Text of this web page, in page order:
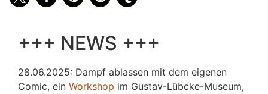
+++ NEWS +++
28.06.2025: Dampf ablassen mit dem eigenen
Comic, ein Workshop im Gustav-Lübcke-Museum,